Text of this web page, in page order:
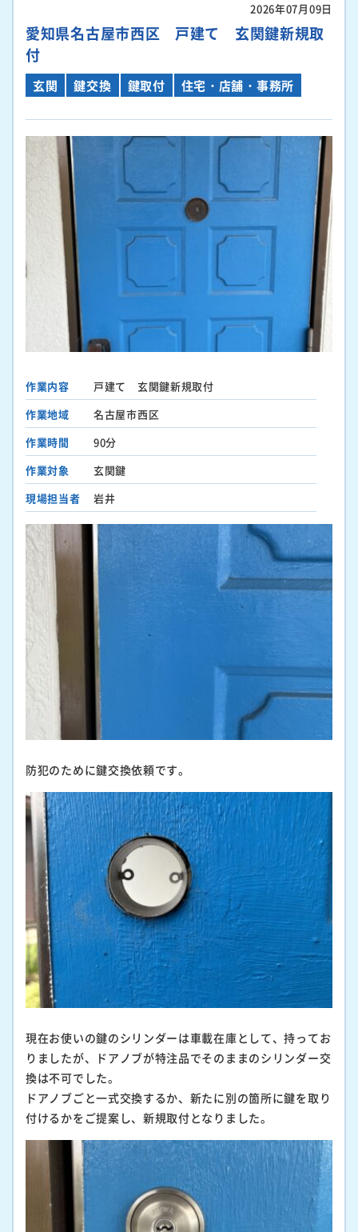
2026年07月09日
愛知県名古屋市西区 戸建て 玄関鍵新規取
付
玄関 鍵交換 鍵取付 住宅・店舗・事務所
作業内容
戸建て 玄関鍵新規取付
作業地域
名古屋市西区
作業時間
90分
作業対象
玄関鍵
現場担当者
岩井
防犯のために鍵交換依頼です。
現在お使いの鍵のシリンダーは車載在庫として、持ってお
りましたが、ドアノブが特注品でそのままのシリンダー交
換は不可でした。
ドアノブごと一式交換するか、新たに別の箇所に鍵を取り
付けるかをご提案し、新規取付となりました。